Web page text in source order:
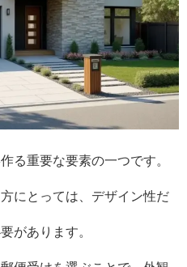
る重要な要素の一つです。
にとっては、デザイン性だ
があります。